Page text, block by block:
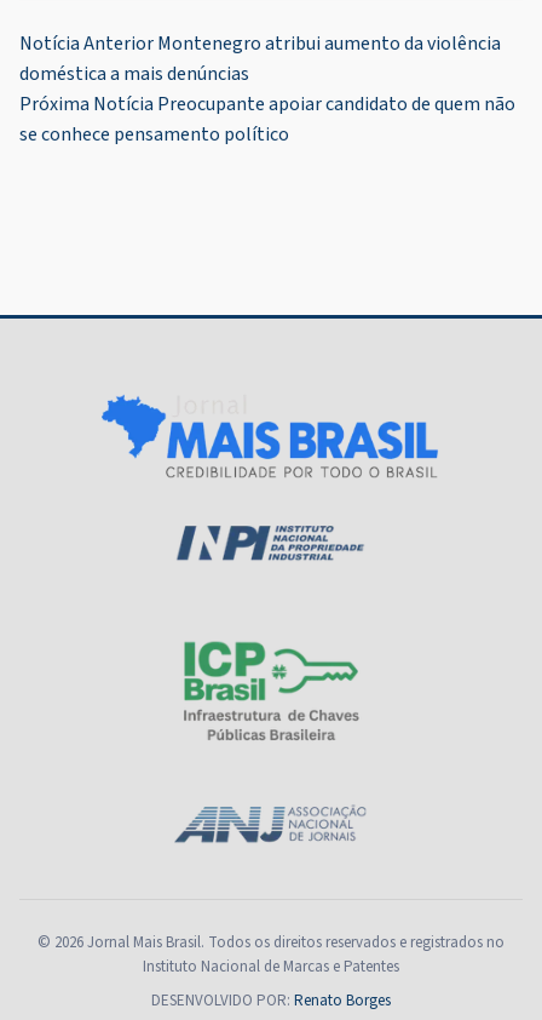
Navegação
de
Post
Notícia AnteriorMontenegro atribui aumento da violência
doméstica a mais denúncias
Próxima Notícia Preocupante apoiar candidato de quem não
se conhece pensamento político
© 2026 Jornal Mais Brasil. Todos os direitos reservados e registrados no
Instituto Nacional de Marcas e Patentes
DESENVOLVIDO POR: Renato Borges